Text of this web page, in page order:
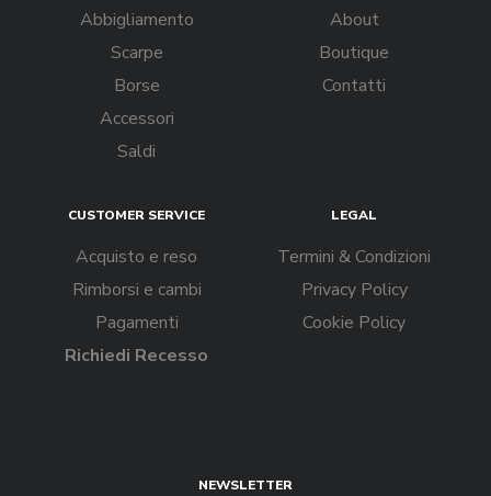
Abbigliamento
Scarpe
Borse
Accessori
Saldi
About
Boutique
Contatti
CUSTOMER SERVICE
Acquisto e reso
Rimborsi e cambi
Pagamenti
Richiedi Recesso
LEGAL
Termini & Condizioni
Privacy Policy
Cookie Policy
NEWSLETTER